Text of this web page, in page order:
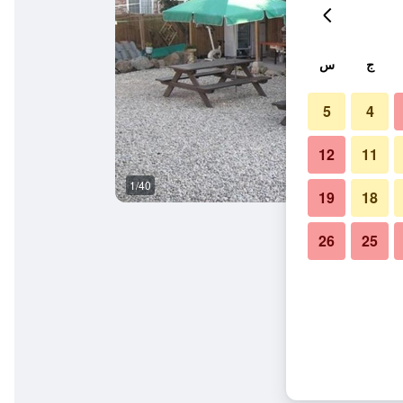
1/40
ج س
4
5
11
12
18
19
25
26